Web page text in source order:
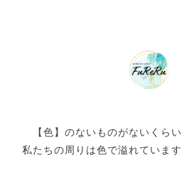
【色】のないものがないくらい
私たちの周りは色で溢れています